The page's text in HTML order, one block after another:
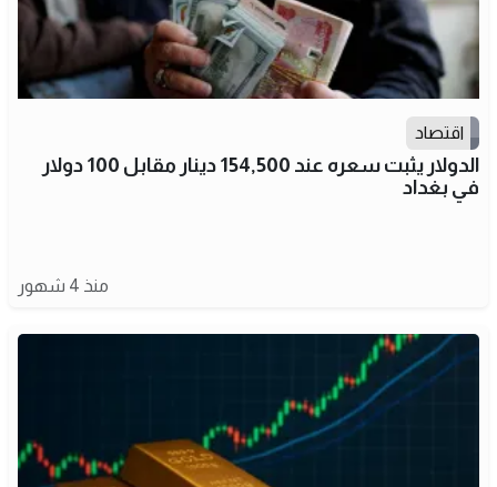
اقتصاد
الدولار يثبت سعره عند 154,500 دينار مقابل 100 دولار
في بغداد
منذ 4 شهور